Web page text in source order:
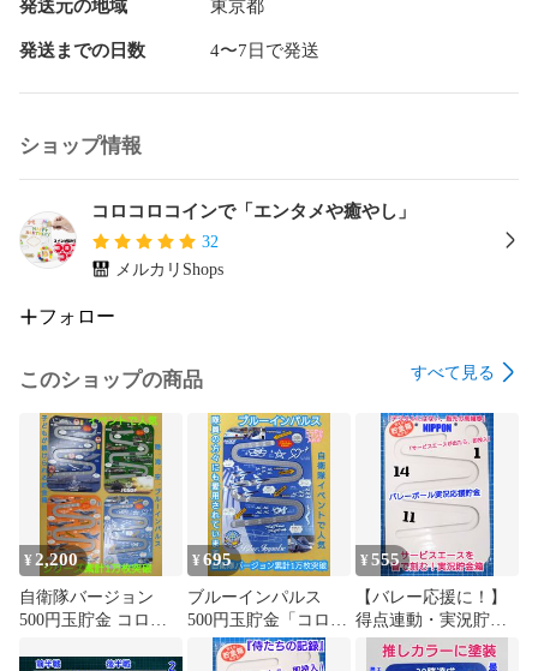
発送元の地域 東京都
発送までの日数 4〜7日で発送
ショップ情報
コロコロコインで「エンタメや癒やし」
32
メルカリShops
フォロー
このショップの商品 すべて見る
¥ 2,200
自衛隊バージョン
500円玉貯金 コロコ
「自衛隊イベントで
¥695
ブルーインパルス
500円玉貯金「コロコ
ロコイン」「自衛隊
イベントで累計1万5
¥555
【バレー応援に！】
得点連動・実況貯金
箱｜サービスエース
でコインを転がせ！